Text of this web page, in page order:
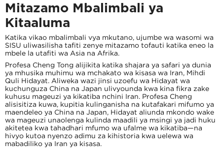
Mitazamo Mbalimbali ya
Kitaaluma
Katika vikao mbalimbali vya mkutano, ujumbe wa wasomi wa
SISU uliwasilisha tafiti zenye mitazamo tofauti katika eneo la
mbele la utafiti wa Asia na Afrika.
Profesa Cheng Tong alijikita katika shajara ya safari ya dunia
ya mhusika muhimu wa mchakato wa kisasa wa Iran, Mihdi
Quli Hidayat. Aliweka wazi jinsi uzoefu wa Hidayat wa
kuchunguza China na Japan ulivyounda kwa kina fikra zake
kuhusu mageuzi ya kikatiba nchini Iran. Profesa Cheng
alisisitiza kuwa, kupitia kulinganisha na kutafakari mifumo ya
maendeleo ya China na Japan, Hidayat aliunda mkondo wake
wa mageuzi unaolenga kulinda maadili ya msingi ya jadi huku
akitetea kwa tahadhari mfumo wa ufalme wa kikatiba—na
hivyo kutoa nyenzo adimu za kihistoria kwa uelewa wa
mabadiliko ya Iran ya kisasa.